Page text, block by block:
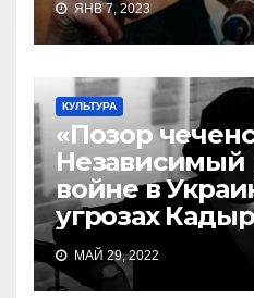
ЯНВ 7, 2023
КУЛЬТУРА
«Позор
Независимый
войне в
угрозах
МАЙ 29, 2022